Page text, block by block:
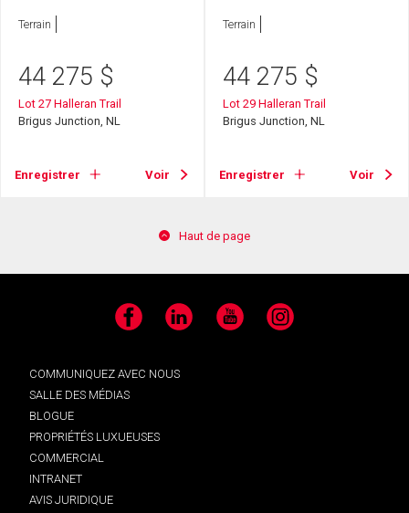
Terrain
44 275 $
Lot 27 Halleran Trail
Brigus Junction, NL
Enregistrer Voir
Terrain
44 275 $
Lot 29 Halleran Trail
Brigus Junction, NL
Enregistrer Voir
Haut de page
Facebook LinkedIn YouTube Instagram
COMMUNIQUEZ AVEC NOUS
SALLE DES MÉDIAS
BLOGUE
PROPRIÉTÉS LUXUEUSES
COMMERCIAL
INTRANET
AVIS JURIDIQUE